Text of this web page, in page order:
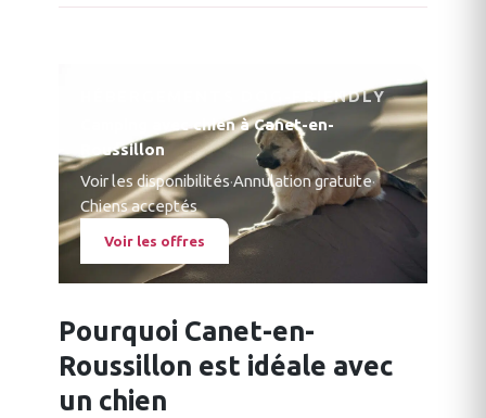
HÉBERGEMENTS DOG-FRIENDLY
Camping avec chien à Canet-en-
Roussillon
Voir les disponibilités·Annulation gratuite·
Chiens acceptés
Voir les offres
Pourquoi Canet-en-
Roussillon est idéale avec
un chien